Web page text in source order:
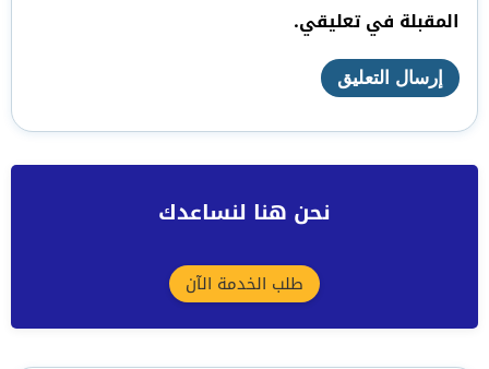
المقبلة في تعليقي.
نحن هنا لنساعدك
طلب الخدمة الآن